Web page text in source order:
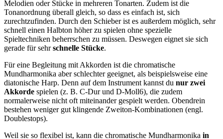
Melodien oder Stücke in mehreren Tonarten. Zudem ist die
Tonanordnung überall gleich, so dass es einfach ist, sich
zurechtzufinden. Durch den Schieber ist es außerdem möglich, sehr
schnell einen Halbton höher zu spielen ohne spezielle
Spieltechniken beherrschen zu müssen. Deswegen eignet sie sich
gerade für sehrschnelle Stücke.
Für eine Begleitung mit Akkorden ist die chromatische
Mundharmonika aber schlechter geeignet, als beispielsweise eine
diatonische Harp. Denn auf dem Instrument kannst du nur zwei
Akkorde spielen (z. B. C-Dur und D-Moll6), die zudem
normalerweise nicht oft miteinander gespielt werden. Obendrein
bestehen weniger gut klingende Zweiton-Kombinationen (engl.
Doublestops).
Weil sie so flexibel ist, kann die chromatische Mundharmonika in